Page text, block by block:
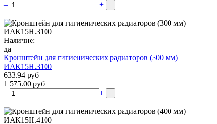
–
+
Наличие:
да
Кронштейн для гигиенических радиаторов (300 мм)
ИАК15Н.3100
633.94 руб
1 575.00 руб
–
+